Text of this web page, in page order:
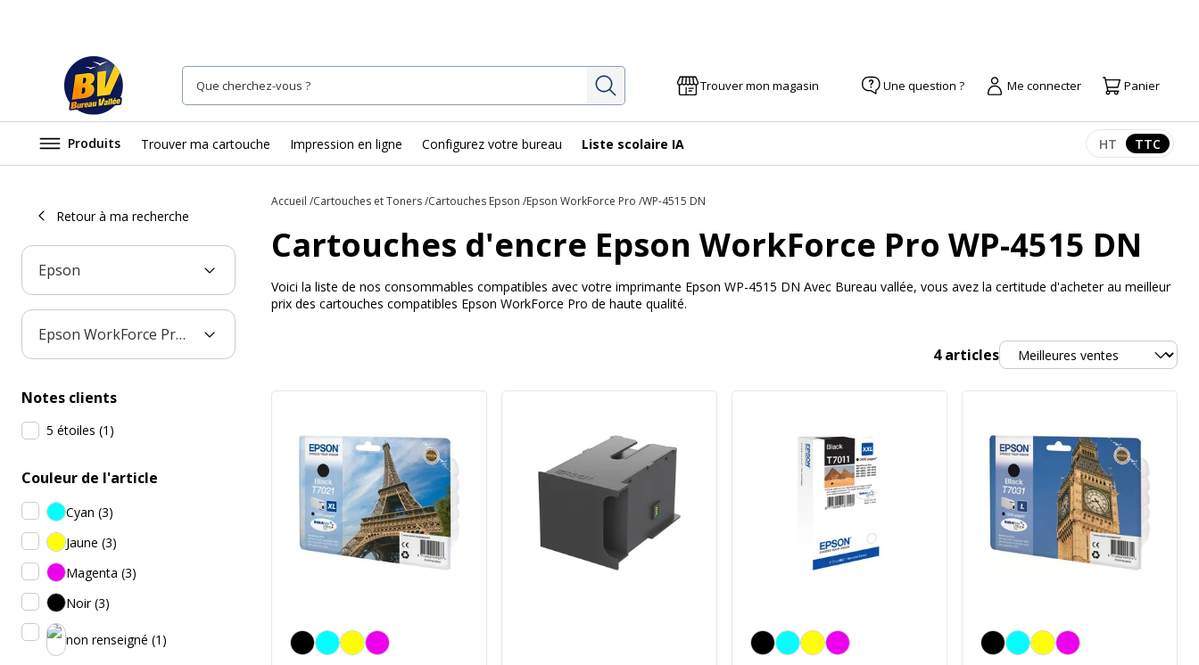
Rechercher Trouver mon magasin Une question ? Me connecter Panier
Produits Trouver ma cartouche Impression en ligne Configurez votre bureau Liste scolaire IA Afficher les
HT TTC
Retour à ma recherche
Epson
Epson WorkForce Pro WP-4515 DN
Notes clients
5 étoiles (1 )
Couleur de l'article
Cyan (3)
Jaune (3)
Magenta (3)
Noir(3)
non renseigné (1 )
Accueil Cartouches et Toners Cartouches Epson Epson WorkForce Pro WP-4515 DN
Cartouches d'encre Epson WorkForce Pro WP-4515 DN
Voici la liste de nos consommables compatibles avec votre imprimante Epson WP-4515 DN Avec Bureau vallée, vous avez la certitude d'acheter au meilleur
prix des cartouches compatibles Epson WorkForce Pro de haute qualité.
4 articlesTrier
Noir Noir Noir